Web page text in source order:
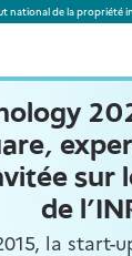
national de la propriété
sur
de
la start-
cookies